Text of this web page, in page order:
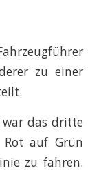
zu einer
war das dritte
auf Grün
zu fahren.